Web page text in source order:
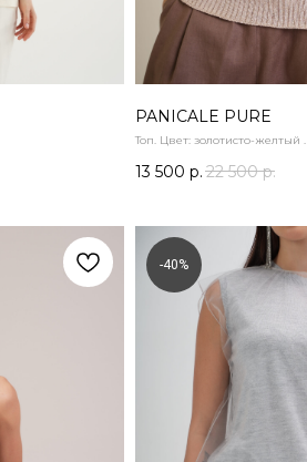
PANICALE PURE
Топ. Цвет: золотисто-желтый .
13 500 р. 22 500 р.
-40%